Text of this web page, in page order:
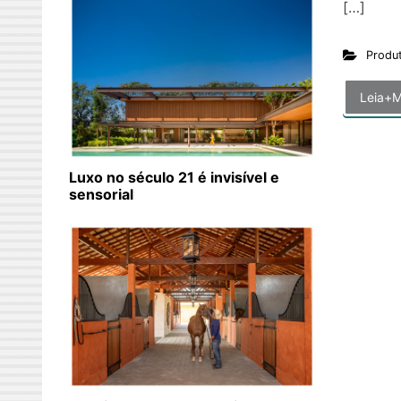
[…]
Luxo no século 21 é invisível e
sensorial